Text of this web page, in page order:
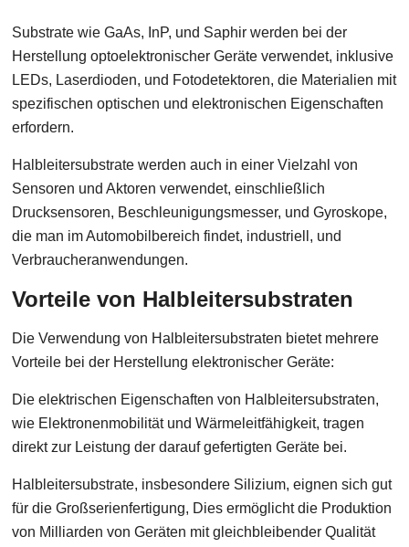
Substrate wie GaAs, InP, und Saphir werden bei der
Herstellung optoelektronischer Geräte verwendet, inklusive
LEDs, Laserdioden, und Fotodetektoren, die Materialien mit
spezifischen optischen und elektronischen Eigenschaften
erfordern.
Halbleitersubstrate werden auch in einer Vielzahl von
Sensoren und Aktoren verwendet, einschließlich
Drucksensoren, Beschleunigungsmesser, und Gyroskope,
die man im Automobilbereich findet, industriell, und
Verbraucheranwendungen.
Vorteile von Halbleitersubstraten
Die Verwendung von Halbleitersubstraten bietet mehrere
Vorteile bei der Herstellung elektronischer Geräte:
Die elektrischen Eigenschaften von Halbleitersubstraten,
wie Elektronenmobilität und Wärmeleitfähigkeit, tragen
direkt zur Leistung der darauf gefertigten Geräte bei.
Halbleitersubstrate, insbesondere Silizium, eignen sich gut
für die Großserienfertigung, Dies ermöglicht die Produktion
von Milliarden von Geräten mit gleichbleibender Qualität